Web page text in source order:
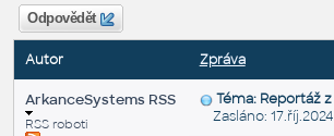
Odpovědět
Autor Zpráva
ArkanceSystems RSS
RSS roboti
Téma: Reportáž
Zasláno: 17.říj.2024